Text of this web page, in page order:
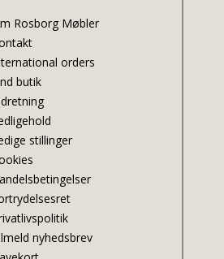
Rosborg Møbler
orders
butik
stillinger
nyhedsbrev